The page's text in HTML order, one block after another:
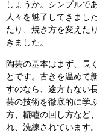
しょうか。シンプルで
人々を魅了してきまし
たり、焼き方を変えた
きました。
陶芸の基本はまず、長
とです。古きを温めて
すのなら、途方もない
芸の技術を徹底的に学
方、轆轤の回し方など
れ、洗練されています。